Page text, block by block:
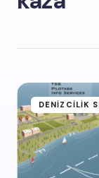
DENIZCILIK